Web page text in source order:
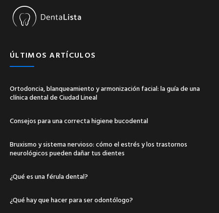
ÚLTIMOS ARTÍCULOS
Ortodoncia, blanqueamiento y armonización facial: la guía de una
clínica dental de Ciudad Lineal
Consejos para una correcta higiene bucodental
Bruxismo y sistema nervioso: cómo el estrés y los trastornos
neurológicos pueden dañar tus dientes
¿Qué es una férula dental?
¿Qué hay que hacer para ser odontólogo?